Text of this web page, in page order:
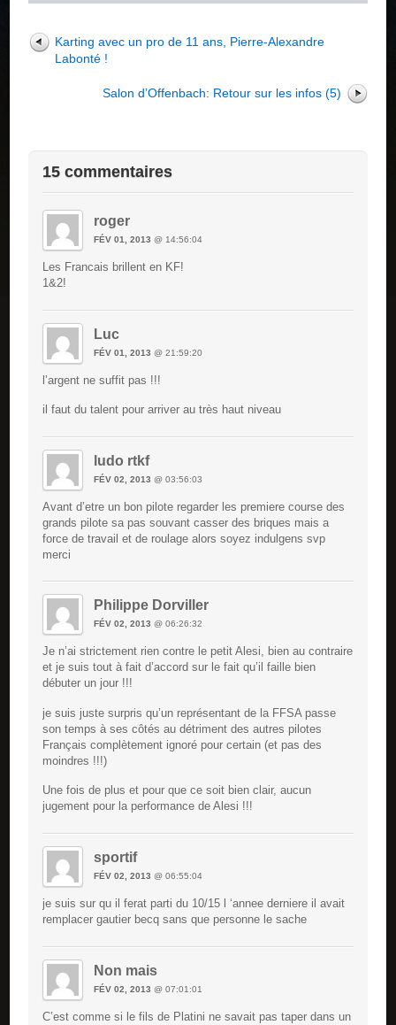
Karting avec un pro de 11 ans, Pierre-Alexandre
Labonté !
Salon d’Offenbach: Retour sur les infos (5)
15 commentaires
roger
FÉV 01, 2013 @ 14:56:04
Les Francais brillent en KF!
1&2!
Luc
FÉV 01, 2013 @ 21:59:20
l’argent ne suffit pas !!!
il faut du talent pour arriver au très haut niveau
ludo rtkf
FÉV 02, 2013 @ 03:56:03
Avant d’etre un bon pilote regarder les premiere course des
grands pilote sa pas souvant casser des briques mais a
force de travail et de roulage alors soyez indulgens svp
merci
Philippe Dorviller
FÉV 02, 2013 @ 06:26:32
Je n’ai strictement rien contre le petit Alesi, bien au contraire
et je suis tout à fait d’accord sur le fait qu’il faille bien
débuter un jour !!!
je suis juste surpris qu’un représentant de la FFSA passe
son temps à ses côtés au détriment des autres pilotes
Français complètement ignoré pour certain (et pas des
moindres !!!)
Une fois de plus et pour que ce soit bien clair, aucun
jugement pour la performance de Alesi !!!
sportif
FÉV 02, 2013 @ 06:55:04
je suis sur qu il ferat parti du 10/15 l ‘annee derniere il avait
remplacer gautier becq sans que personne le sache
Non mais
FÉV 02, 2013 @ 07:01:01
C’est comme si le fils de Platini ne savait pas taper dans un